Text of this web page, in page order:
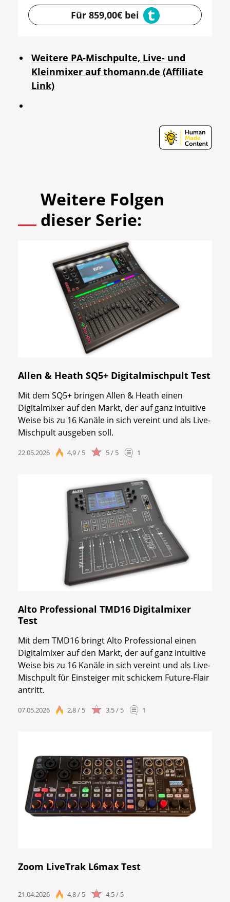
Für 859,00€ bei
Weitere PA-Mischpulte, Live- und
Kleinmixer auf thomann.de (Affiliate
Link)
Weitere Folgen
dieser Serie:
Allen & Heath SQ5+ Digitalmischpult Test
Mit dem SQ5+ bringen Allen & Heath einen
Digitalmixer auf den Markt, der auf ganz intuitive
Weise bis zu 16 Kanäle in sich vereint und als Live-
Mischpult ausgeben soll.
22.05.2026 4,9 / 5 5 / 5 1
Alto Professional TMD16 Digitalmixer
Test
Mit dem TMD16 bringt Alto Professional einen
Digitalmixer auf den Markt, der auf ganz intuitive
Weise bis zu 16 Kanäle in sich vereint und als Live-
Mischpult für Einsteiger mit schickem Future-Flair
antritt.
07.05.2026 2,8 / 5 3,5 / 5 1
Zoom LiveTrak L6max Test
21.04.2026 4,8 / 5 4,5 / 5